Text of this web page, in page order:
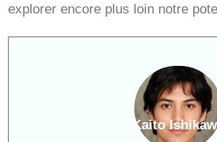
explorer encore plus loin notre
Kaito